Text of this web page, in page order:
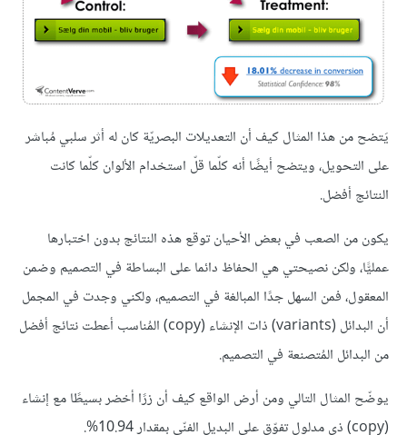
يَتضح من هذا المثال كيف أن التعديلات البصريّة كان له أثر سلبي مُباشر
على التحويل، ويتضح أيضًا أنه كلّما قلّ استخدام الألوان كلّما كانت
النتائج أفضل.
يكون من الصعب في بعض الأحيان توقع هذه النتائج بدون اختبارها
عمليًّا، ولكن نصيحتي هي الحفاظ دائما على البساطة في التصميم وضمن
المعقول، فمن السهل جدًا المبالغة في التصميم، ولكني وجدت في المجمل
أن البدائل (variants) ذات الإنشاء (copy) المُناسب أعطت نتائج أفضل
من البدائل المُتصنعة في التصميم.
يوضّح المثال التالي ومن أرض الواقع كيف أن زرًا أخضر بسيطًا مع إنشاء
(copy) ذي مدلول تفوّق على البديل الفنّي بمقدار 10.94%.